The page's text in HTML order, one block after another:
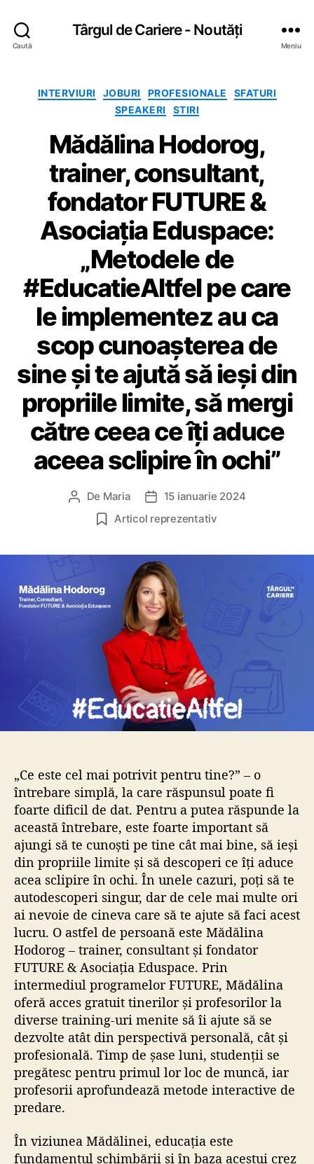
Caută
Târgul de Cariere - Noutăți
Meniu
C
a
t
e
g
o
r
i
i
INTERVIURI JOBURI PROFESIONALE
SFATURI
SPEAKERI
STIRI
Mădălina Hodorog,
trainer, consultant,
fondator FUTURE &
Asociația Eduspace:
„Metodele de
#EducatieAltfel pe care
le implementez au ca
scop cunoașterea de
sine și te ajută să ieși din
propriile limite, să mergi
către ceea ce îți aduce
aceea sclipire în ochi”
A
r
r
t
De Maria
D
a
r
t
i
c
o
l
15 ianuarie 2024
Articol reprezentativ
„Ce este cel mai potrivit pentru tine?” – o
întrebare simplă, la care răspunsul poate fi
foarte dificil de dat. Pentru a putea răspunde la
această întrebare, este foarte important să
ajungi să te cunoști pe tine cât mai bine, să ieși
din propriile limite și să descoperi ce îți aduce
acea sclipire în ochi. În unele cazuri, poți să te
autodescoperi singur, dar de cele mai multe ori
ai nevoie de cineva care să te ajute să faci acest
lucru. O astfel de persoană este Mădălina
Hodorog – trainer, consultant și fondator
FUTURE & Asociația Eduspace. Prin
intermediul programelor FUTURE, Mădălina
oferă acces gratuit tinerilor și profesorilor la
diverse training-uri menite să îi ajute să se
dezvolte atât din perspectivă personală, cât și
profesională. Timp de șase luni, studenții se
pregătesc pentru primul lor loc de muncă, iar
profesorii aprofundează metode interactive de
predare.
În viziunea Mădălinei, educația este
fundamentul schimbării și în baza acestui crez